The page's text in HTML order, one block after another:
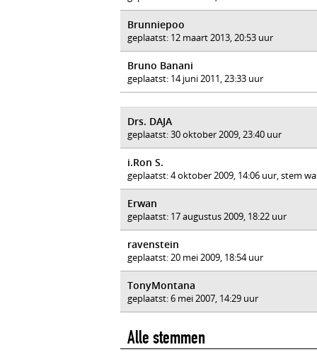
Brunniepoo
geplaatst: 12 maart 2013, 20:53 uur
Bruno Banani
geplaatst: 14 juni 2011, 23:33 uur
Drs. DAJA
geplaatst: 30 oktober 2009, 23:40 uur
i.Ron S.
geplaatst: 4 oktober 2009, 14:06 uur, stem
Erwan
geplaatst: 17 augustus 2009, 18:22 uur
ravenstein
geplaatst: 20 mei 2009, 18:54 uur
TonyMontana
geplaatst: 6 mei 2007, 14:29 uur
Alle stemmen